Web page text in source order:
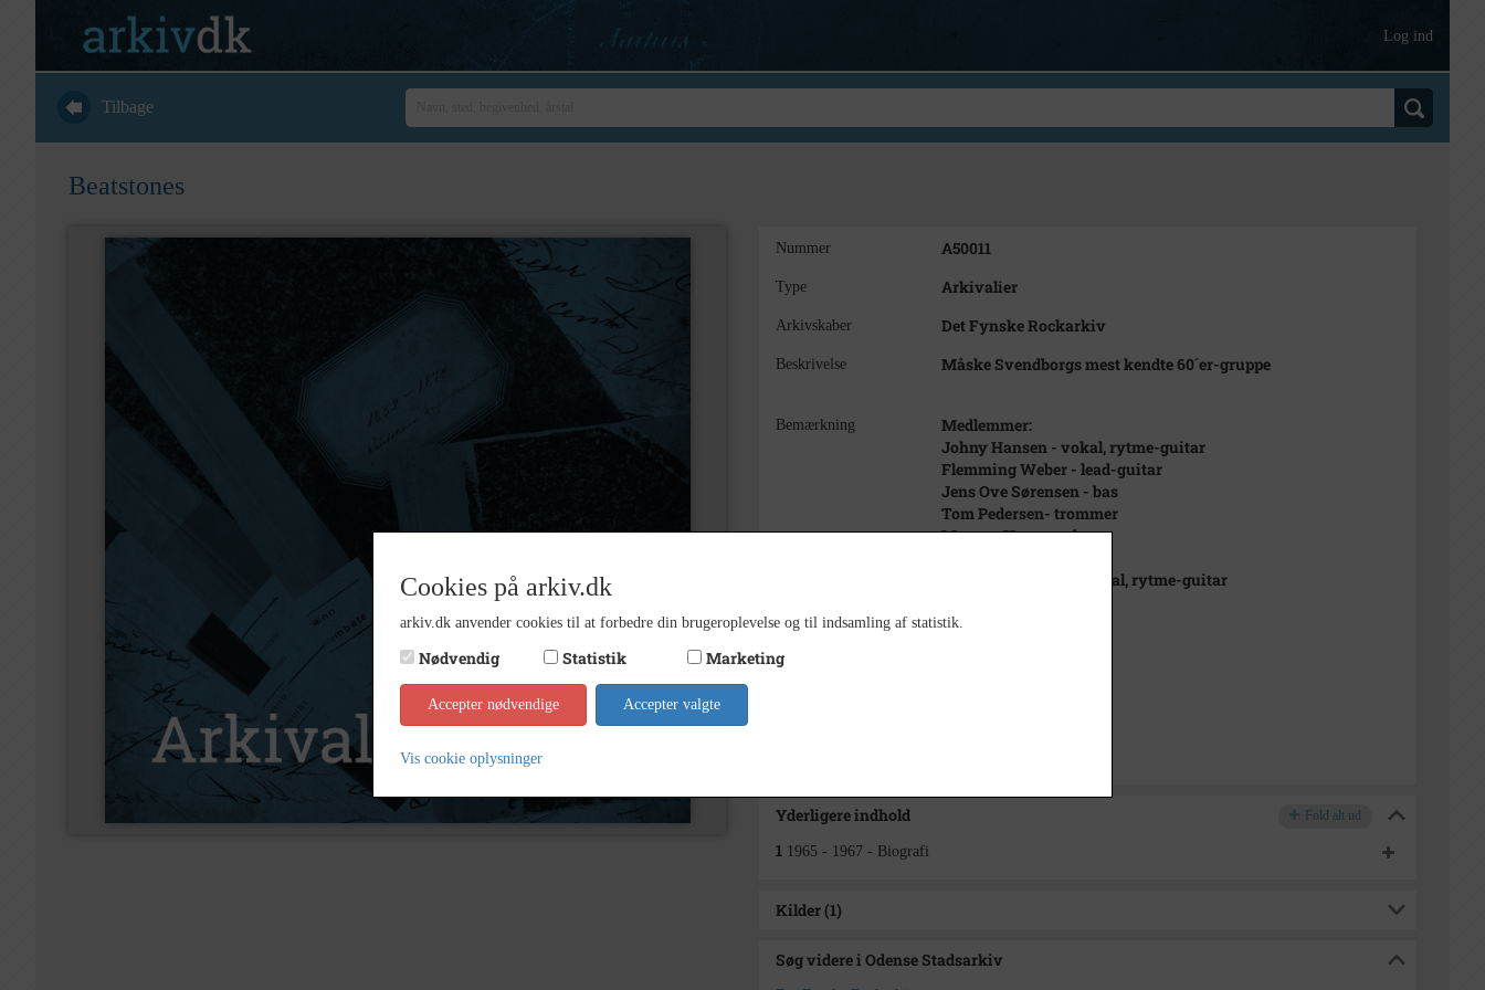
Log ind
Tilbage
Beatstones
Nummer A50011
Type Arkivalier
Arkivskaber Det Fynske Rockarkiv
Beskrivelse Måske Svendborgs mest kendte 60´er-gruppe
Bemærkning
Medlemmer:
Johny Hansen - vokal, rytme-guitar
Flemming Weber - lead-guitar
Jens Ove Sørensen - bas
Tom Pedersen- trommer
Mogens Hansen - bas
Jaques Devantier - vokal, rytme-guitar
Birger Osther - bas
Periode
Yderligere indhold Fold alt ud
1 1965 - 1967 - Biografi
Kilder (1)
Søg videre i Odense Stadsarkiv
Cookies på arkiv.dk
arkiv.dk anvender cookies til at forbedre din brugeroplevelse og til indsamling af statistik.
Nødvendig Statistik Marketing
Accepter nødvendige Accepter valgte
Vis cookie oplysninger